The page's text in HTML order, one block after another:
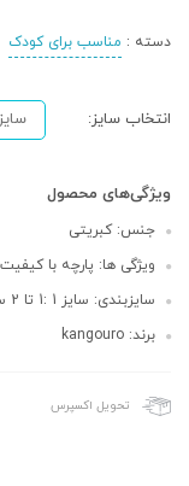
دسته : مناسب برای کودک
انتخاب سایز: سایز 1
ویژگی‌های محصول
جنس: کبریتی
ویژگی ها: پارچه با
سایزبندی: سایز 1 :1 تا 2 سال سایز 2 : 2 تا 3 سال
برند: kangouro
تحویل اکسپرس